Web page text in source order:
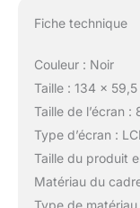
Fiche technique
Couleur : Noir
Taille : 134 x
Taille de l’écran :
Type d’écran :
Taille du produit
Matériau du
Type de